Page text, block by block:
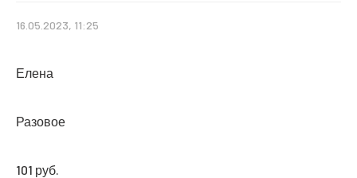
16.05.2023, 11:25
Елена
Разовое
101 руб.